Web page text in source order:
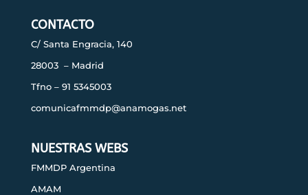
CONTACTO
C/ Santa Engracia, 140
28003 – Madrid
Tfno – 91 5345003
comunicafmmdp@anamogas.net
NUESTRAS WEBS
FMMDP Argentina
AMAM